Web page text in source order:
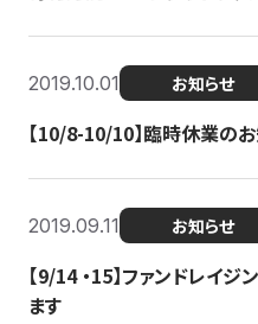
2019.10.01 お知らせ
【10/8-10/10】臨時休業の
2019.09.11 お知らせ
【9/14 ・15】ファンドレイジ
ます